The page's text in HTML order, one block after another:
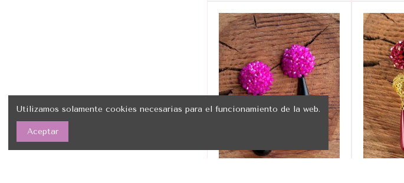
Utilizamos solamente cookies necesarias para el funcionamiento de la web.
Aceptar